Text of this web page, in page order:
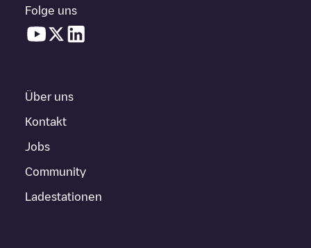
Folge uns
Über uns
Kontakt
Jobs
Community
Ladestationen